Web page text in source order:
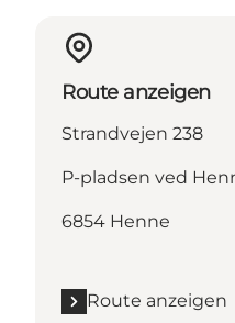
Route anzeigen
Strandvejen 238
P-pladsen ved
6854 Henne
Route anzeigen